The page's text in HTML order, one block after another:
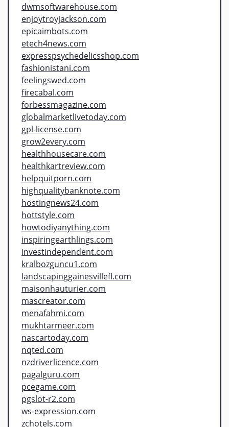
dwmsoftwarehouse.com
enjoytroyjackson.com
epicaimbots.com
etech4news.com
expresspsychedelicsshop.com
fashionistani.com
feelingswed.com
firecabal.com
forbessmagazine.com
globalmarketlivetoday.com
gpl-license.com
grow2every.com
healthhousecare.com
healthkartreview.com
helpquitporn.com
highqualitybanknote.com
hostingnews24.com
hottstyle.com
howtodiyanything.com
inspiringearthlings.com
investindependent.com
kralbozguncu1.com
landscapinggainesvillefl.com
maisonhauturier.com
mascreator.com
menafahmi.com
mukhtarmeer.com
nascartoday.com
nqted.com
nzdriverlicence.com
pagalguru.com
pcegame.com
pgslot-r2.com
ws-expression.com
zchotels.com